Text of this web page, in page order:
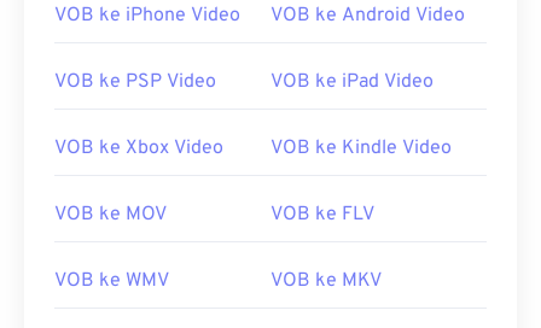
VOB ke iPhone Video VOB ke Android Video
VOB ke PSP Video VOB ke iPad Video
VOB ke Xbox Video VOB ke Kindle Video
VOB ke MOV VOB ke FLV
VOB ke WMV VOB ke MKV